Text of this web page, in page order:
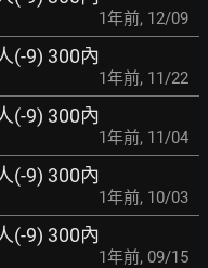
1年前, 12/09
(-9) 300內
1年前, 11/22
(-9) 300內
1年前, 11/04
(-9) 300內
1年前, 10/03
(-9) 300內
1年前, 09/15